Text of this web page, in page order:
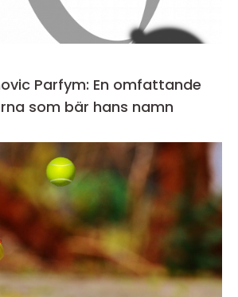
Parfym: En omfattande
som bär hans namn